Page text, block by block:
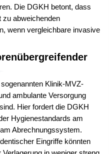
Die DGKH betont, dass
zu abweichenden
wenn vergleichbare invasive
Klinik-MVZ-
ambulante Versorgung
Hier fordert die DGKH
Hygienestandards am
Abrechnungssystem.
Eingriffe könnten